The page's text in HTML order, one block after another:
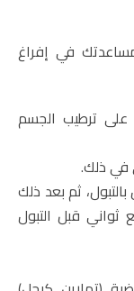
في إفراغ
ترطيب الجسم
ثم بعد ذلك
قبل التبول